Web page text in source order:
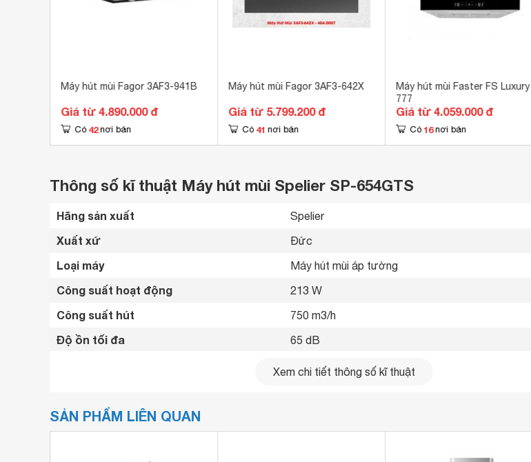
Máy hút mùi Fagor 3AF3-941B
Giá từ 4.890.000 đ
Có 42 nơi bán
Máy hút mùi Fagor 3AF3-642X
Giá từ 5.799.200 đ
Có 41 nơi bán
Máy hút mùi Faster FS Luxury
777
Giá từ 4.059.000 đ
Có 16 nơi bán
Thông số kĩ thuật Máy hút mùi Spelier SP-654GTS
Hãng sản xuất Spelier
Xuất xứ Đức
Loại máy Máy hút mùi áp tường
Công suất hoạt động 213 W
Công suất hút 750 m3/h
Độ ồn tối đa 65 dB
3 tốc độ
Chất liệu máy
Xem chi tiết thông số kĩ thuật
SẢN PHẨM LIÊN QUAN